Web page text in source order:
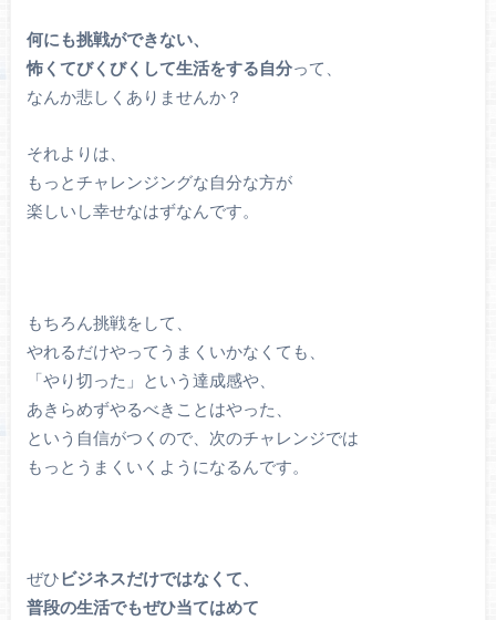
何にも挑戦ができない、
怖くてびくびくして生活をする自分って、
なんか悲しくありませんか？
それよりは、
もっとチャレンジングな自分な方が
楽しいし幸せなはずなんです。
もちろん挑戦をして、
やれるだけやってうまくいかなくても、
「やり切った」という達成感や、
あきらめずやるべきことはやった、
という自信がつくので、次のチャレンジでは
もっとうまくいくようになるんです。
ぜひ ビジネスだけではなくて、
普段の生活でもぜひ当てはめて